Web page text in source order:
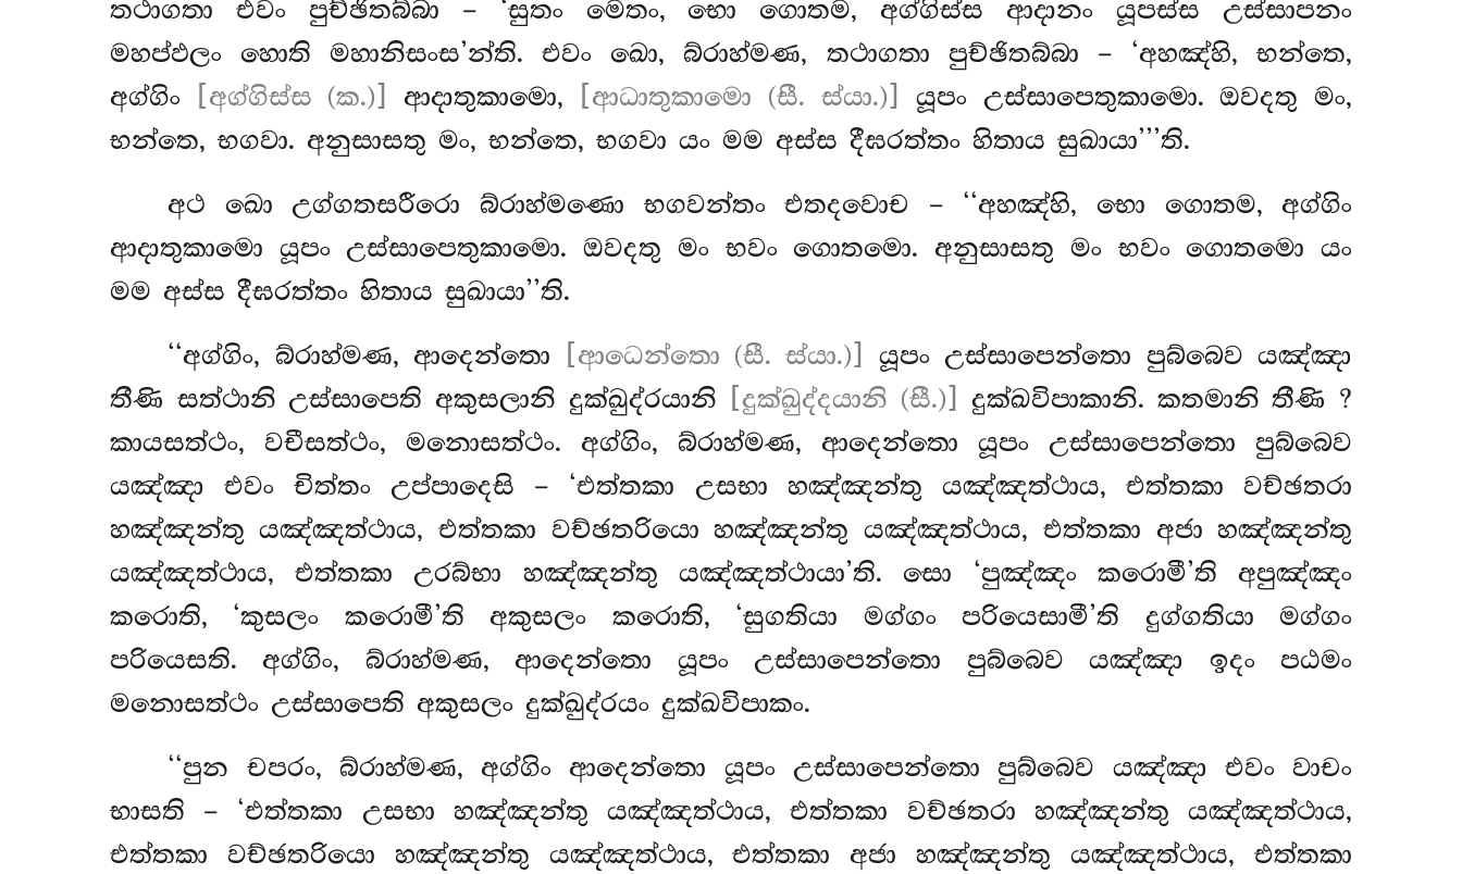
තථාගතා එවං පුච්ඡිතබ්බා – ‘සුතං මෙතං, භො ගොතම, අග්ගිස්ස ආදානං යූපස්ස උස්සාපනං
මහප්ඵලං හොති මහානිසංස’න්ති. එවං ඛො, බ්රාහ්මණ, තථාගතා පුච්ඡිතබ්බා – ‘අහඤ්හි, භන්තෙ,
අග්ගිං
[අග්ගිස්ස (ක.)] ආදාතුකාමො, [ආධාතුකාමො (සී. ස්යා.)]
යූපං උස්සාපෙතුකාමො. ඔවදතු මං,
භන්තෙ, භගවා. අනුසාසතු මං, භන්තෙ, භගවා යං මම අස්ස දීඝරත්තං හිතාය සුඛායා’’’ති.
අථ ඛො උග්ගතසරීරො බ්රාහ්මණො භගවන්තං එතදවොච – ‘‘අහඤ්හි, භො ගොතම, අග්ගිං
ආදාතුකාමො යූපං උස්සාපෙතුකාමො. ඔවදතු මං භවං ගොතමො. අනුසාසතු මං භවං ගොතමො යං
මම අස්ස දීඝරත්තං හිතාය සුඛායා’’ති.
‘‘අග්ගිං, බ්රාහ්මණ, ආදෙන්තො [ආධෙන්තො (සී. ස්යා.)] යූපංඋස්සාපෙන්තො පුබ්බෙව යඤ්ඤා
තීණි සත්ථානි උස්සාපෙති අකුසලානි දුක්ඛුද්රයානි
[දුක්ඛුද්දයානි (සී.)] දුක්ඛවිපාකානි. කතමානි තීණි ?
කායසත්ථං, වචීසත්ථං, මනොසත්ථං. අග්ගිං, බ්රාහ්මණ, ආදෙන්තො යූපං උස්සාපෙන්තො පුබ්බෙව
යඤ්ඤා එවං චිත්තං උප්පාදෙසි – ‘එත්තකා උසභා හඤ්ඤන්තු යඤ්ඤත්ථාය, එත්තකා වච්ඡතරා
හඤ්ඤන්තු යඤ්ඤත්ථාය, එත්තකා වච්ඡතරියො හඤ්ඤන්තු යඤ්ඤත්ථාය, එත්තකා අජා හඤ්ඤන්තු
යඤ්ඤත්ථාය, එත්තකා උරබ්භා හඤ්ඤන්තු යඤ්ඤත්ථායා’ති. සො ‘පුඤ්ඤං කරොමී’ති අපුඤ්ඤං
කරොති, ‘කුසලං කරොමී’ති අකුසලං කරොති, ‘සුගතියා මග්ගං පරියෙසාමී’ති දුග්ගතියා මග්ගං
පරියෙසති. අග්ගිං, බ්රාහ්මණ, ආදෙන්තො යූපං උස්සාපෙන්තො පුබ්බෙව යඤ්ඤා ඉදං පඨමං
මනොසත්ථං උස්සාපෙති අකුසලං දුක්ඛුද්රයං දුක්ඛවිපාකං.
‘‘පුන චපරං, බ්රාහ්මණ, අග්ගිං ආදෙන්තො යූපං උස්සාපෙන්තො පුබ්බෙව යඤ්ඤා එවං වාචං
භාසති – ‘එත්තකා උසභා හඤ්ඤන්තු යඤ්ඤත්ථාය, එත්තකා වච්ඡතරා හඤ්ඤන්තු යඤ්ඤත්ථාය,
එත්තකා වච්ඡතරියො හඤ්ඤන්තු යඤ්ඤත්ථාය, එත්තකා අජා හඤ්ඤන්තු යඤ්ඤත්ථාය, එත්තකා